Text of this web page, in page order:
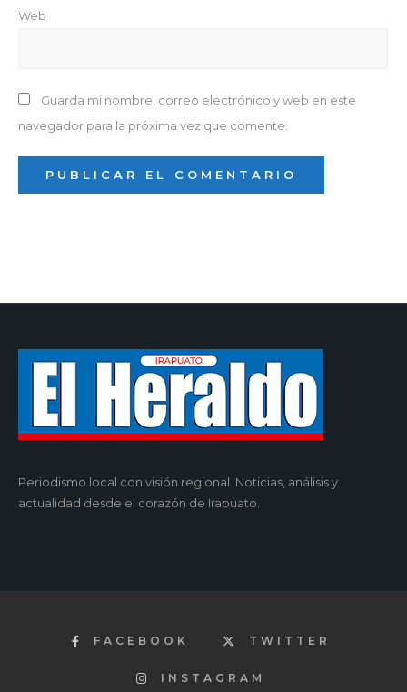
Web
Guarda mi nombre, correo electrónico y web en este
navegador para la próxima vez que comente.
Periodismo local con visión regional. Noticias, análisis y
actualidad desde el corazón de Irapuato.
FACEBOOK TWITTER
INSTAGRAM